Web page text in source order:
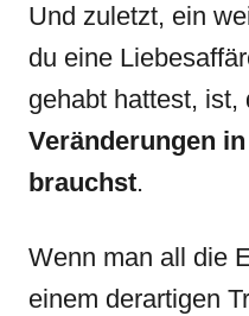
Und zuletzt, ein
du eine
gehabt hattest, ist,
Veränderungen
brauchst.
Wenn man all die
einem derartigen